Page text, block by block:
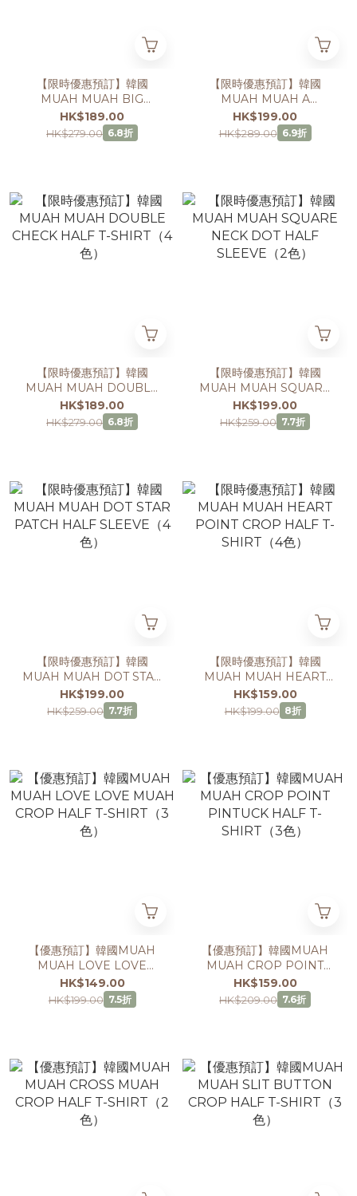
【限時優惠預訂】韓國
MUAH MUAH BIG
HEART CHECK PATCH
HALF SLEEVE（2色）
HK$189.00
HK$279.00 6.8折
【限時優惠預訂】韓國
MUAH MUAH A
FLOWER APPLIQUE
PATCH HALF
SLEEVE（2色）
HK$199.00
HK$289.00 6.9折
【限時優惠預訂】韓國
MUAH MUAH DOUBLE
CHECK HALF T-
SHIRT（4色）
HK$189.00
HK$279.00 6.8折
【限時優惠預訂】韓國
MUAH MUAH SQUARE
NECK DOT HALF
SLEEVE（2色）
HK$199.00
HK$259.00 7.7折
【限時優惠預訂】韓國
MUAH MUAH DOT STAR
PATCH HALF
SLEEVE（4色）
HK$199.00
HK$259.00 7.7折
【限時優惠預訂】韓國
MUAH MUAH HEART
POINT CROP HALF T-
SHIRT（4色）
HK$159.00
HK$199.00 8折
【優惠預訂】韓國MUAH
MUAH LOVE LOVE
MUAH CROP HALF T-
SHIRT（3色）
HK$149.00
HK$199.00 7.5折
【優惠預訂】韓國MUAH
MUAH CROP POINT
PINTUCK HALF T-
SHIRT（3色）
HK$159.00
HK$209.00 7.6折